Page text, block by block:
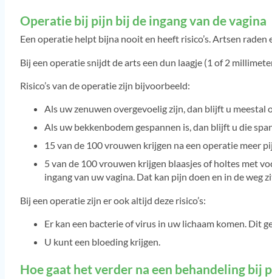
Operatie bij pijn bij de ingang van de vagina
Een operatie helpt bijna nooit en heeft risico’s. Artsen raden
Bij een operatie snijdt de arts een dun laagje (1 of 2
Risico’s van de operatie zijn bijvoorbeeld:
Als uw zenuwen overgevoelig zijn, dan blijft u meestal
Als uw bekkenbodem gespannen is, dan blijft u die
15 van de 100 vrouwen krijgen na een operatie meer
5 van de 100 vrouwen krijgen blaasjes of holtes met
ingang van uw vagina. Dat kan pijn doen en in de weg
Bij een operatie zijn er ook altijd deze risico’s:
Er kan een bacterie of virus in uw lichaam komen. Dit
U kunt een bloeding krijgen.
Hoe gaat het verder na een behandeling bij